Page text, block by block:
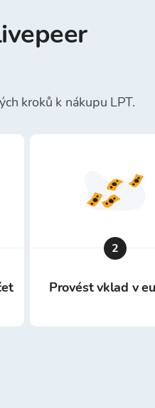
kroků k nákupu LPT.
2
Provést vklad v